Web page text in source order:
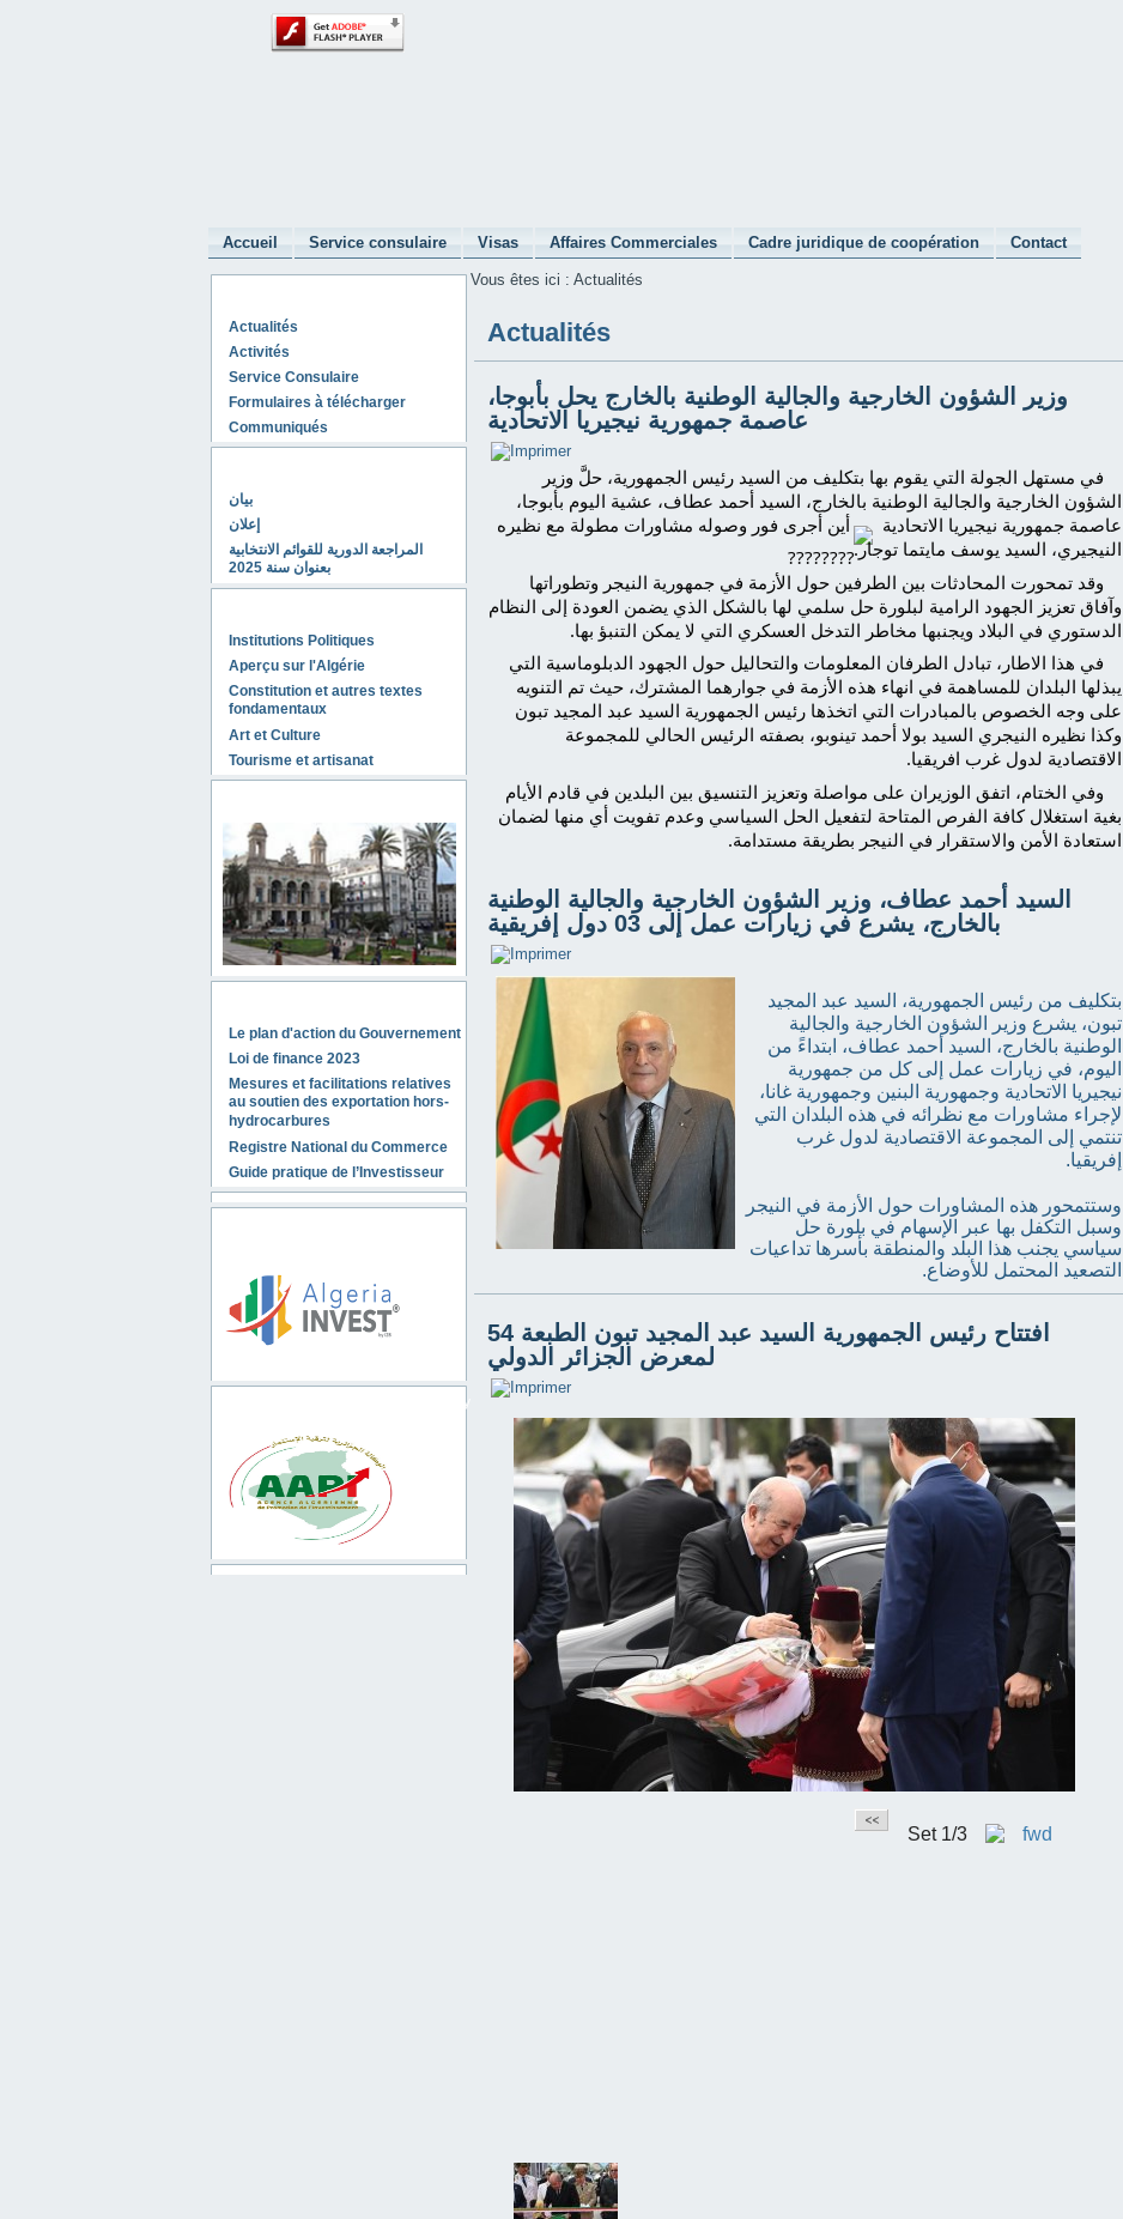
Accueil Service consulaire Visas Affaires Commerciales Cadre juridique de coopération Contact
Actualités
Activités
Service Consulaire
Formulaires à télécharger
Communiqués
بيان
إعلان
المراجعة الدورية للقوائم الانتخابية
بعنوان سنة 2025
Institutions Politiques
Aperçu sur l'Algérie
Constitution et autres textes
fondamentaux
Art et Culture
Tourisme et artisanat
Le plan d'action du Gouvernement
Loi de finance 2023
Mesures et facilitations relatives
au soutien des exportation hors-
hydrocarbures
Registre National du Commerce
Guide pratique de l’Investisseur
Algerian Investment Promotion Agency
Vous êtes ici : Actualités
Actualités
وزير الشؤون الخارجية والجالية الوطنية بالخارج يحل بأبوجا،
عاصمة جمهورية نيجيريا الاتحادية
في مستهل الجولة التي يقوم بها بتكليف من السيد رئيس الجمهورية، حلَّ وزير
الشؤون الخارجية والجالية الوطنية بالخارج، السيد أحمد عطاف، عشية اليوم بأبوجا،
عاصمة جمهورية نيجيريا الاتحادية
، أين أجرى فور وصوله مشاورات مطولة مع نظيره
النيجيري، السيد يوسف مايتما توجار.
وقد تمحورت المحادثات بين الطرفين حول الأزمة في جمهورية النيجر وتطوراتها
وآفاق تعزيز الجهود الرامية لبلورة حل سلمي لها بالشكل الذي يضمن العودة إلى النظام
الدستوري في البلاد ويجنبها مخاطر التدخل العسكري التي لا يمكن التنبؤ بها.
في هذا الاطار، تبادل الطرفان المعلومات والتحاليل حول الجهود الدبلوماسية التي
يبذلها البلدان للمساهمة في انهاء هذه الأزمة في جوارهما المشترك، حيث تم التنويه
على وجه الخصوص بالمبادرات التي اتخذها رئيس الجمهورية السيد عبد المجيد تبون
وكذا نظيره النيجري السيد بولا أحمد تينوبو، بصفته الرئيس الحالي للمجموعة
الاقتصادية لدول غرب افريقيا.
وفي الختام، اتفق الوزيران على مواصلة وتعزيز التنسيق بين البلدين في قادم الأيام
بغية استغلال كافة الفرص المتاحة لتفعيل الحل السياسي وعدم تفويت أي منها لضمان
استعادة الأمن والاستقرار في النيجر بطريقة مستدامة.
السيد أحمد عطاف، وزير الشؤون الخارجية والجالية الوطنية
بالخارج، يشرع في زيارات عمل إلى 03 دول إفريقية
بتكليف من رئيس الجمهورية، السيد عبد المجيد
تبون، يشرع وزير الشؤون الخارجية والجالية
الوطنية بالخارج، السيد أحمد عطاف، ابتداءً من
اليوم، في زيارات عمل إلى كل من جمهورية
نيجيريا الاتحادية وجمهورية البنين وجمهورية غانا،
لإجراء مشاورات مع نظرائه في هذه البلدان التي
تنتمي إلى المجموعة الاقتصادية لدول غرب
إفريقيا.
وستتمحور هذه المشاورات حول الأزمة في النيجر
وسبل التكفل بها عبر الإسهام في بلورة حل
سياسي يجنب هذا البلد والمنطقة بأسرها تداعيات
التصعيد المحتمل للأوضاع.
افتتاح رئيس الجمهورية السيد عبد المجيد تبون الطبعة 54
لمعرض الجزائر الدولي
Set1/3